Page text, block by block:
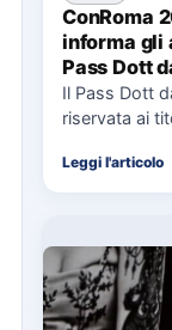
ConRoma
informa gli
Pass Dott
cosa
Il Pass Dott
riservata ai
Leggi l'articolo